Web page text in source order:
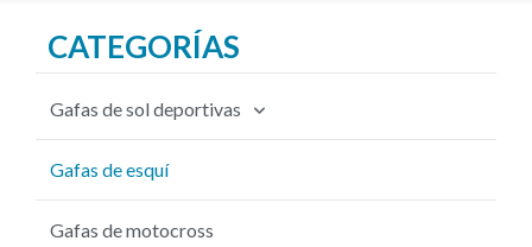
CATEGORÍAS
Gafas de sol deportivas
Gafas de sol de ciclismo
Gafas de sol de pesca
Gafas de esquí
Gafas de motocross